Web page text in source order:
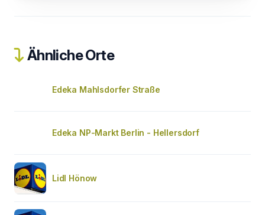
Ähnliche Orte
Edeka Mahlsdorfer Straße
Edeka NP-Markt Berlin - Hellersdorf
Lidl Hönow